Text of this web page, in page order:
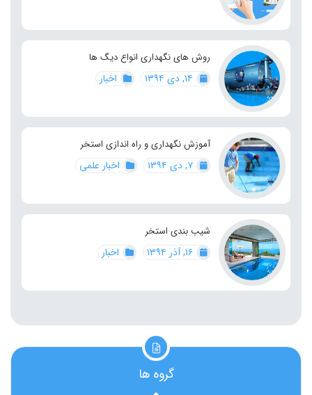
روش های نگهداری انواع دیگ ها
اخبار
آموزش نگهداری و راه اندازی استخر
اخبار علمی
شیب بندی استخر
اخبار
گروه ها